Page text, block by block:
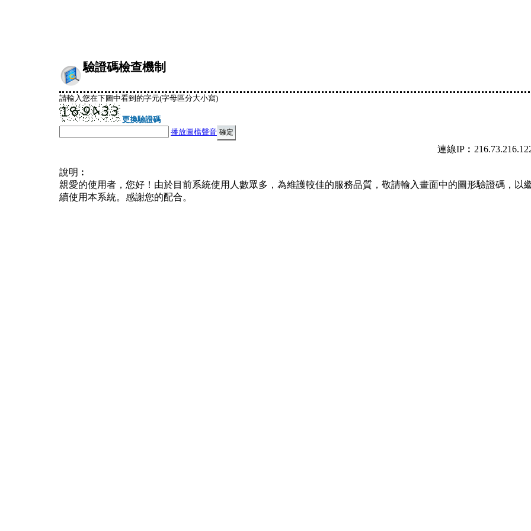
驗證碼檢查機制
請輸入您在下圖中看到的字元(字母區分大小寫)
更換驗證碼
播放圖檔聲音
連線
說明︰
親愛的使用者，您好！由於目前系統使用人數眾多，為維護較佳的服務品質，敬請輸入畫面中的圖形驗證碼，以
續使用本系統。感謝您的配合。